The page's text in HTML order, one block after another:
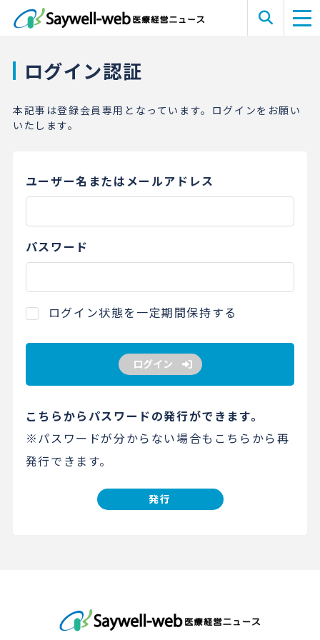
ログイン認証
本記事は登録会員専用となっています。ログインをお願い
いたします。
ユーザー名またはメールアドレス
パスワード
ログイン状態を一定期間保持する
ログイン
こちらからパスワードの発行ができます。
※パスワードが分からない場合もこちらから再
発行できます。
発行